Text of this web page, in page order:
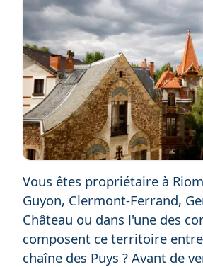
Vous êtes propriétaire à
Guyon, Clermont-Ferrand,
Château ou dans l'une des
composent ce territoire
chaîne des Puys ? Avant de